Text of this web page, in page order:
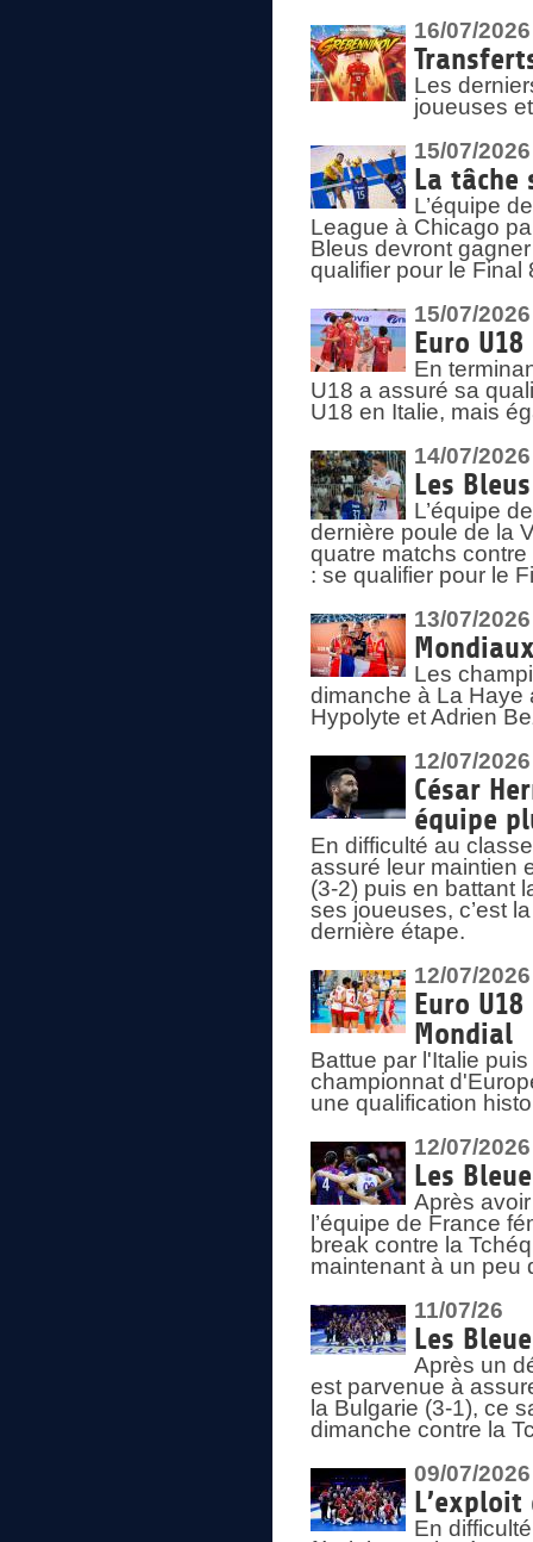
16/07/2026
Les
joueuses
15/07/2026
La tâche
L’équipe
League à Chicago
Bleus devront
qualifier pour le Final
15/07/2026
Euro
En
U18 a assuré sa
U18 en Italie, mais
14/07/2026
Les
L’équipe
dernière poule de la
quatre matchs
: se qualifier pour le
13/07/2026
Les
dimanche à La Haye
Hypolyte et Adrien
12/07/2026
César
équipe
En difficulté au
assuré leur maintien
(3-2) puis en battant
ses joueuses, c’est
dernière étape.
12/07/2026
Euro
Mondial
Battue par l'Italie
championnat
une qualification
12/07/2026
Les
Après
l’équipe de France
break contre la
maintenant à un peu
11/07/26
Les
Après un
est parvenue à
la Bulgarie (3-1), ce
dimanche contre la
09/07/2026
En